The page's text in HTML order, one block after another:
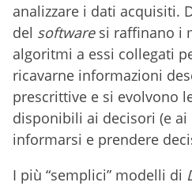
analizzare i dati acquisiti.
del software si raffinano i
algoritmi a essi collegati
ricavarne informazioni
prescrittive e si evolvono
disponibili ai decisori (e
informarsi e prendere
I più “semplici” modelli di